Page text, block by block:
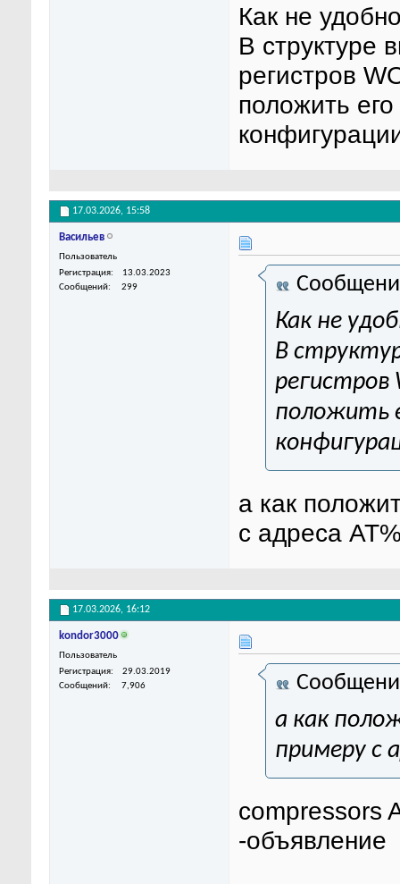
Как не
В структуре
регистров
положить
17.03.2026, 15:58
Васильев
Пользователь
Регистрация
13.03.2023
Сообщений
299
Как не
В
регистров
положить
а как
с адреса
17.03.2026, 16:12
kondor3000
Пользователь
Регистрация
29.03.2019
Сообщений
7,906
а как
примеру с
compressors
-объявление